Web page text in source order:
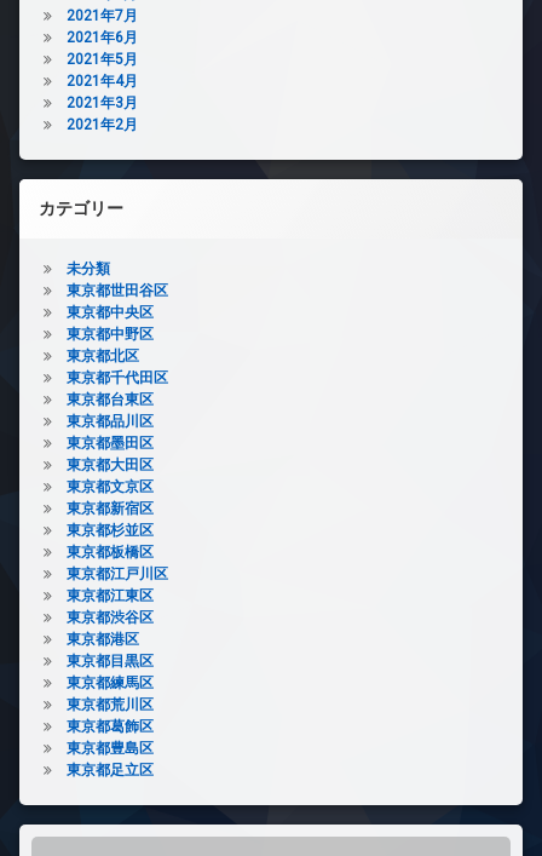
2021年7月
2021年6月
2021年5月
2021年4月
2021年3月
2021年2月
カテゴリー
未分類
東京都世田谷区
東京都中央区
東京都中野区
東京都北区
東京都千代田区
東京都台東区
東京都品川区
東京都墨田区
東京都大田区
東京都文京区
東京都新宿区
東京都杉並区
東京都板橋区
東京都江戸川区
東京都江東区
東京都渋谷区
東京都港区
東京都目黒区
東京都練馬区
東京都荒川区
東京都葛飾区
東京都豊島区
東京都足立区